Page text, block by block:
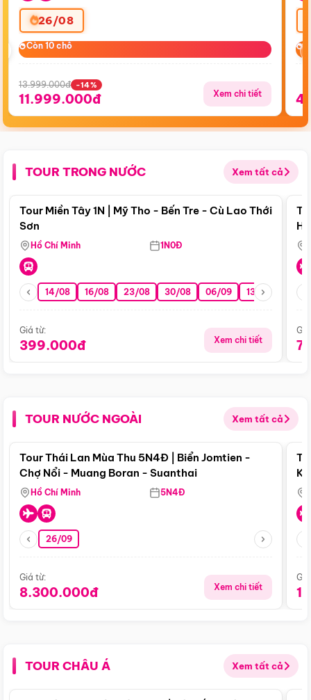
26/08
Còn 10 chỗ
Còn 10 chỗ
13.999.000đ -14%
11.999.000đ Xem chi tiết
TOUR TRONG NƯỚC Xem tất cả
Điểm nổi bật
Tour Miền Tây 1N | Mỹ Tho - Bến Tre - Cù Lao Thới
Sơn
Hồ Chí Minh 1N0Đ
14/08 16/08 23/08 30/08 06/09 13/09 20/09
Giá từ:
399.000đ Xem chi tiết
TOUR NƯỚC NGOÀI Xem tất cả
Điểm nổi bật
Tour Thái Lan Mùa Thu 5N4Đ | Biển Jomtien -
Chợ Nổi - Muang Boran - Suanthai
Hồ Chí Minh 5N4Đ
26/09
Giá từ:
8.300.000đ Xem chi tiết
TOUR CHÂU Á Xem tất cả
Điểm nổi bật